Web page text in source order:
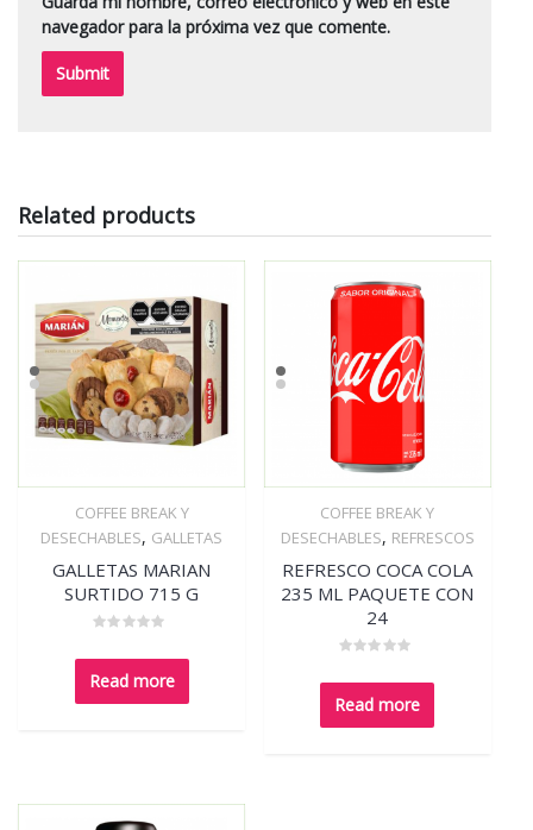
navegador para la próxima vez que comente.
Related products
Quick View
COFFEE BREAK Y
DESECHABLES, GALLETAS
GALLETAS MARIAN
SURTIDO 715 G
0
out
of
Read more
Quick View
COFFEE BREAK Y
DESECHABLES, REFRESCOS
REFRESCO COCA COLA
235 ML PAQUETE CON
24
0
out
of
Read more